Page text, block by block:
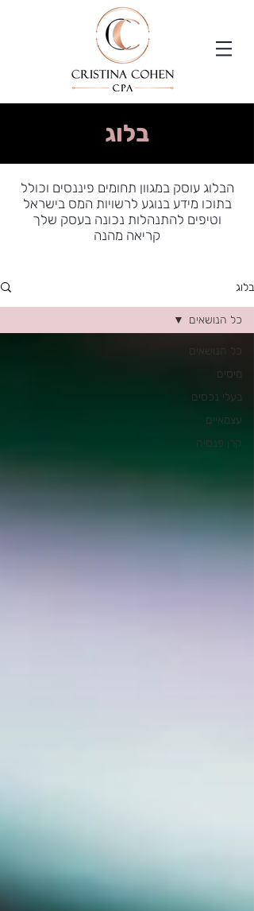
בלוג
הבלוג עוסק במגוון תחומים פיננסים וכולל
בתוכו מידע בנוגע לרשויות המס בישראל
וטיפים להתנהלות נכונה בעסק שלך
קריאה מהנה
בלוג
כל הנושאים
מיסים
בעלי נכסים
עצמאיים
קרן פנסיה
כל הנושאים